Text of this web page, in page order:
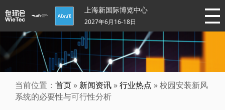
上海新国际博览中心
2027年6月16-18日
当前位置： 首页 » 新闻资讯 »行业热点 » 校园安装新风
系统的必要性与可行性分析